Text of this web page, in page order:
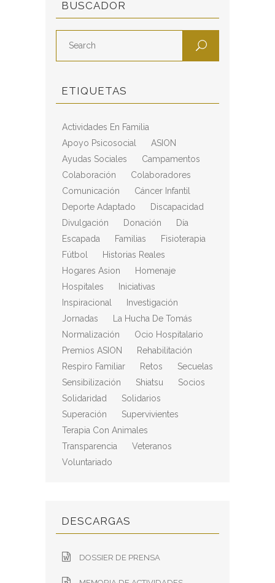
BUSCADOR
ETIQUETAS
Actividades En Familia
Apoyo Psicosocial
ASION
Ayudas Sociales
Campamentos
Colaboración
Colaboradores
Comunicación
Cáncer Infantil
Deporte Adaptado
Discapacidad
Divulgación
Donación
Día
Escapada
Familias
Fisioterapia
Fútbol
Historias Reales
Hogares Asion
Homenaje
Hospitales
Iniciativas
Inspiracional
Investigación
Jornadas
La Hucha De Tomás
Normalización
Ocio Hospitalario
Premios ASION
Rehabilitación
Respiro Familiar
Retos
Secuelas
Sensibilización
Shiatsu
Socios
Solidaridad
Solidarios
Superación
Supervivientes
Terapia Con Animales
Transparencia
Veteranos
Voluntariado
DESCARGAS
DOSSIER DE PRENSA